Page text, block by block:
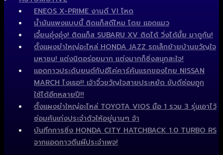
ENEOS X-PRIME งานดี VI โหด
น้ำมันแพงแบบนี้ ติดแก็สดีไหม โดย แอดแมว
เจี๋ยนอุ๋งอุ๋ง! ติดแก็ส SUBARU XV ติดได้ วิ่งได้มั้ย มาดูกัน!
ตั้งแผงยำใหญ่อะไหล่ HONDA JAZZ รถเล็กย้ายบ้านขวัญใจ
มหาชน! แต่งนิดอร่อยมาก แต่งมากก็ซิ่งสนุกสะใจ!
แอดกาวประดับยนต์กับอีโค่คาร์คันแรกของไทย NISSAN
MARCH ไงเธอ!! เจ้าจิ๋วขวัญใจสายประหยัด ขับดีซ่อมถูก
ใช้ได้อีกหลายปี!!
ตั้งแผงยำใหญ่อะไหล่ TOYOTA VIOS มือ 1 รวม 3 รุ่นเอาไว้
ซ่อมคันเก่งประจำตัวให้อยู่นานๆ จ้า
บันทึกการซิ่ง HONDA CITY HATCHBACK 1.0 TURBO RS
จากแอดกาวตีนผีประจำเพจ!